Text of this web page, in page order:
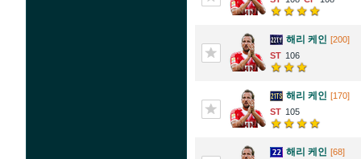
해리 케인 [200]
106
해리 케인 [170]
105
해리 케인 [68]